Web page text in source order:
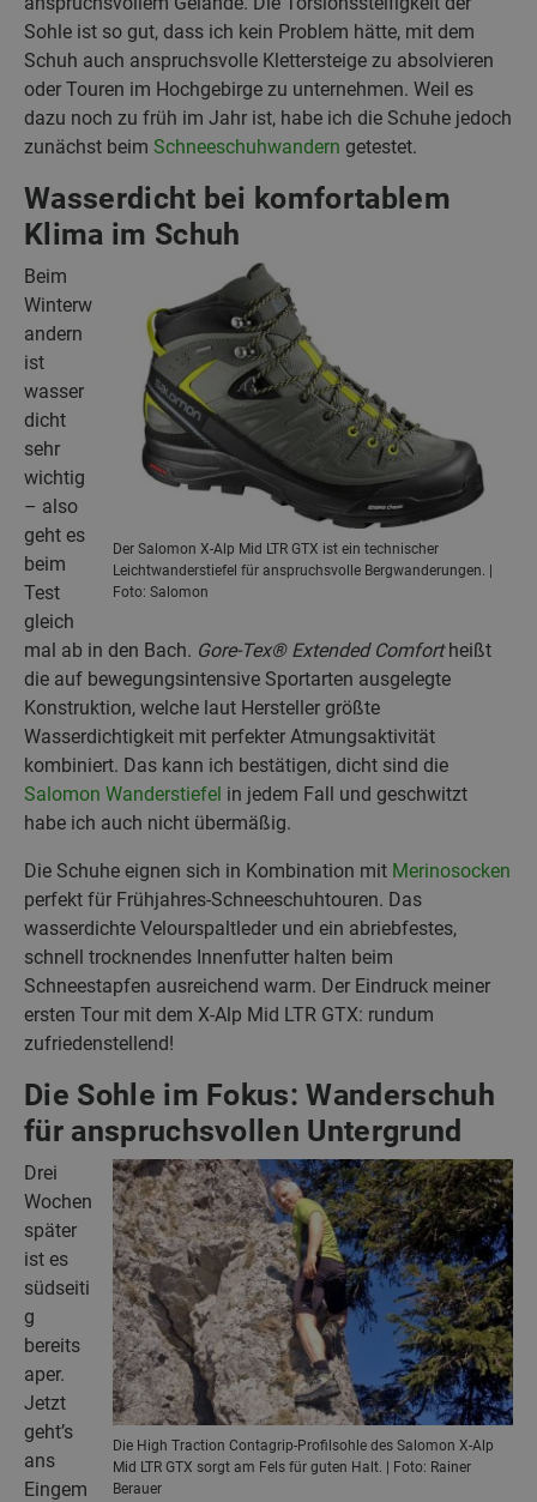
Sohle ist so gut, dass ich kein Problem hätte, mit dem
Schuh auch anspruchsvolle Klettersteige zu absolvieren
oder Touren im Hochgebirge zu unternehmen. Weil es
dazu noch zu früh im Jahr ist, habe ich die Schuhe jedoch
zunächst beim Schneeschuhwandern getestet.
Wasserdicht bei komfortablem
Klima im Schuh
Der Salomon X-Alp Mid LTR GTX ist ein technischer
Leichtwanderstiefel für anspruchsvolle Bergwanderungen. |
Foto: Salomon
Beim
Winterw
andern
ist
wasser
dicht
sehr
wichtig
– also
geht es
beim
Test
gleich
mal ab in den Bach. Gore-Tex® Extended Comfortheißt
die auf bewegungsintensive Sportarten ausgelegte
Konstruktion, welche laut Hersteller größte
Wasserdichtigkeit mit perfekter Atmungsaktivität
kombiniert. Das kann ich bestätigen, dicht sind die
Salomon Wanderstiefel in jedem Fall und geschwitzt
habe ich auch nicht übermäßig.
Die Schuhe eignen sich in Kombination mit Merinosocken
perfekt für Frühjahres-Schneeschuhtouren. Das
wasserdichte Velourspaltleder und ein abriebfestes,
schnell trocknendes Innenfutter halten beim
Schneestapfen ausreichend warm. Der Eindruck meiner
ersten Tour mit dem X-Alp Mid LTR GTX: rundum
zufriedenstellend!
Die Sohle im Fokus: Wanderschuh
für anspruchsvollen Untergrund
Die High Traction Contagrip-Profilsohle des Salomon X-Alp
Mid LTR GTX sorgt am Fels für guten Halt. | Foto: Rainer
Berauer
Drei
Wochen
später
ist es
südseiti
g
bereits
aper.
Jetzt
geht’s
ans
Eingem